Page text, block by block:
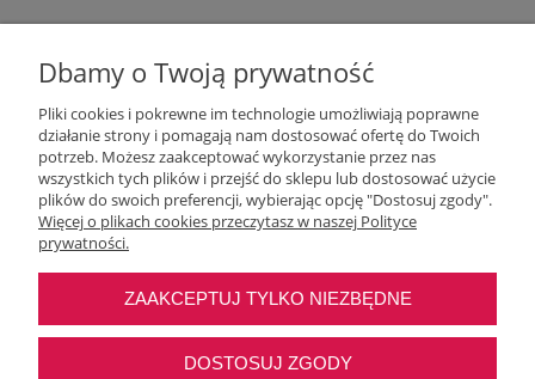
Moje konto
Najczęstsze pytania
Dbamy o Twoją prywatność
Pliki cookies i pokrewne im technologie umożliwiają poprawne
działanie strony i pomagają nam dostosować ofertę do Twoich
potrzeb. Możesz zaakceptować wykorzystanie przez nas
wszystkich tych plików i przejść do sklepu lub dostosować użycie
plików do swoich preferencji, wybierając opcję "Dostosuj zgody".
Więcej o plikach cookies przeczytasz w naszej Polityce
prywatności.
ZAAKCEPTUJ TYLKO NIEZBĘDNE
DOSTOSUJ ZGODY